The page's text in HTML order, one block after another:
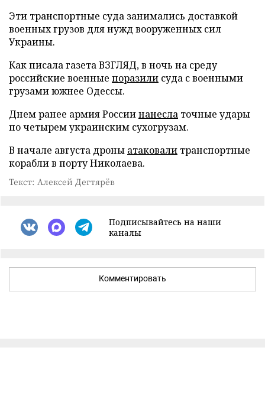
Эти транспортные суда занимались доставкой
военных грузов для нужд вооруженных сил
Украины.
Как писала газета ВЗГЛЯД, в ночь на среду
российские военные поразили суда с военными
грузами южнее Одессы.
Днем ранее армия Россиинанесла точные удары
по четырем украинским сухогрузам.
В начале августа дроны атаковали транспортные
корабли в порту Николаева.
Текст: Алексей Дегтярёв
Подписывайтесь на наши
каналы
Комментировать